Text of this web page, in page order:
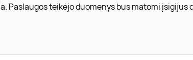
Paslaugos teikėjo duomenys bus matomi įsigijus